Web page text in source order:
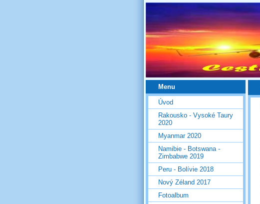
Menu
Úvod
Rakousko - Vysoké Taury
2020
Myanmar 2020
Namibie - Botswana -
Zimbabwe 2019
Peru - Bolívie 2018
Nový Zéland 2017
Fotoalbum